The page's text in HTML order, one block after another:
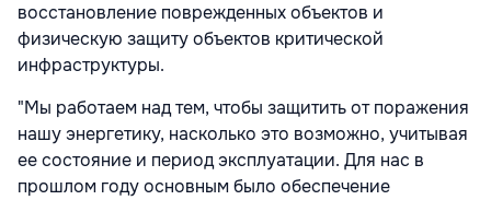
восстановление поврежденных объектов и
физическую защиту объектов критической
инфраструктуры.
"Мы работаем над тем, чтобы защитить от поражения
нашу энергетику, насколько это возможно, учитывая
ее состояние и период эксплуатации. Для нас в
прошлом году основным было обеспечение